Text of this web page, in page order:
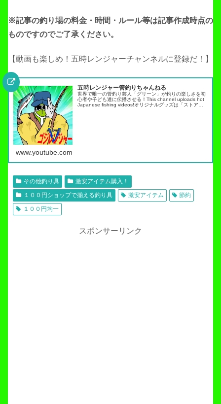
※記事の釣り場の料金・時間・ルール等は記事作成時点の
ものですのでご了承ください。
【動画も楽しめ！五時レンジャーチャンネルに登録だ！】
五時レンジャー管釣りちゃんねる
世界で唯一の管釣り芸人「グリーン」が釣りの楽しさを初
心者や子ども達に伝播させる！This channel uploads hot
Japanese fishing videos!オリジナルグッズは「ストア」
www.youtube.com
その他釣り具
激安アイテム購入！
１００円ショップで揃える釣り具
激安アイテム
節約
１００円均一
スポンサーリンク